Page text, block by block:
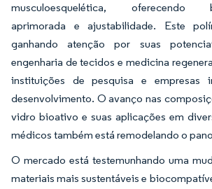
musculoesquelética, oferecendo
aprimorada e ajustabilidade. Este
ganhando atenção por suas
engenharia de tecidos e medicina
instituições de pesquisa e empresas
desenvolvimento. O avanço nas
vidro bioativo e suas aplicações em
médicos também está remodelando o
O mercado está testemunhando uma
materiais mais sustentáveis e